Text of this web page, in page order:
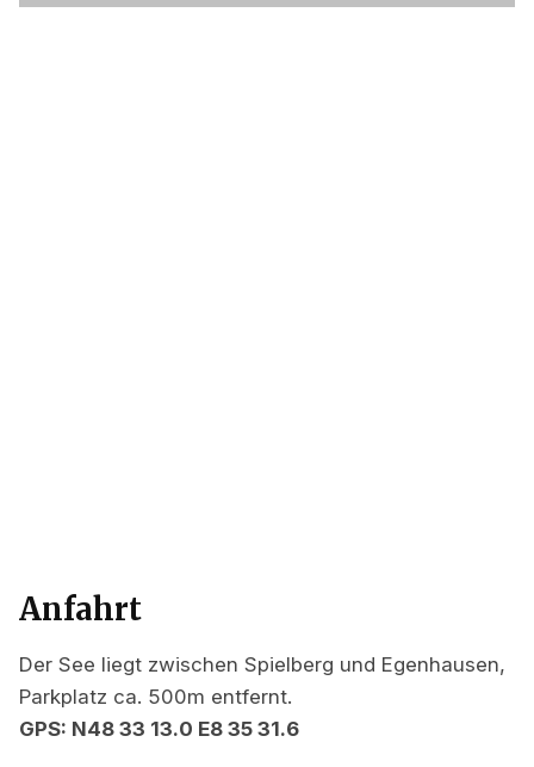
Anfahrt
Der See liegt zwischen Spielberg und Egenhausen,
Parkplatz ca. 500m entfernt.
GPS: N48 33 13.0 E8 35 31.6